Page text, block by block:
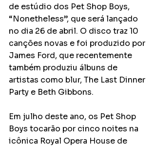
de estúdio dos Pet Shop Boys,
“Nonetheless”, que será lançado
no dia 26 de abril. O disco traz 10
canções novas e foi produzido por
James Ford, que recentemente
também produziu álbuns de
artistas como blur, The Last Dinner
Party e Beth Gibbons.
Em julho deste ano, os Pet Shop
Boys tocarão por cinco noites na
icônica Royal Opera House de